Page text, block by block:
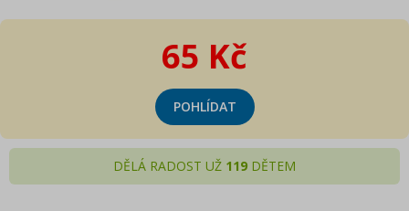
65 Kč
POHLÍDAT
DĚLÁ RADOST UŽ 119 DĚTEM